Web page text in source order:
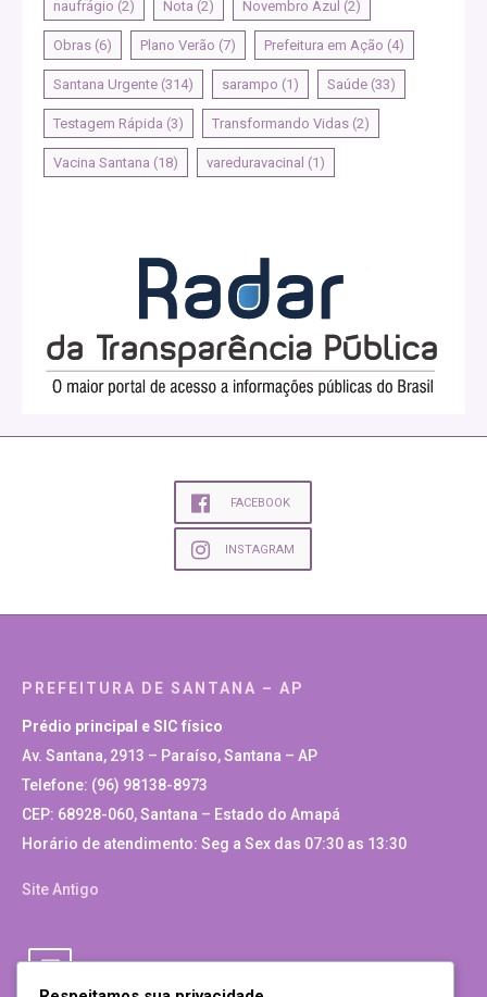
naufrágio (2) Nota (2) Novembro Azul (2)
Obras (6) Plano Verão (7) Prefeitura em Ação (4)
Santana Urgente (314) sarampo (1) Saúde (33)
Testagem Rápida (3) Transformando Vidas (2)
Vacina Santana (18) vareduravacinal (1)
FACEBOOK
INSTAGRAM
PREFEITURA DE SANTANA – AP
Prédio principal e SIC físico
Av. Santana, 2913 – Paraíso, Santana – AP
Telefone: (96) 98138-8973
CEP: 68928-060, Santana – Estado do Amapá
Horário de atendimento: Seg a Sex das 07:30 as 13:30
Site Antigo